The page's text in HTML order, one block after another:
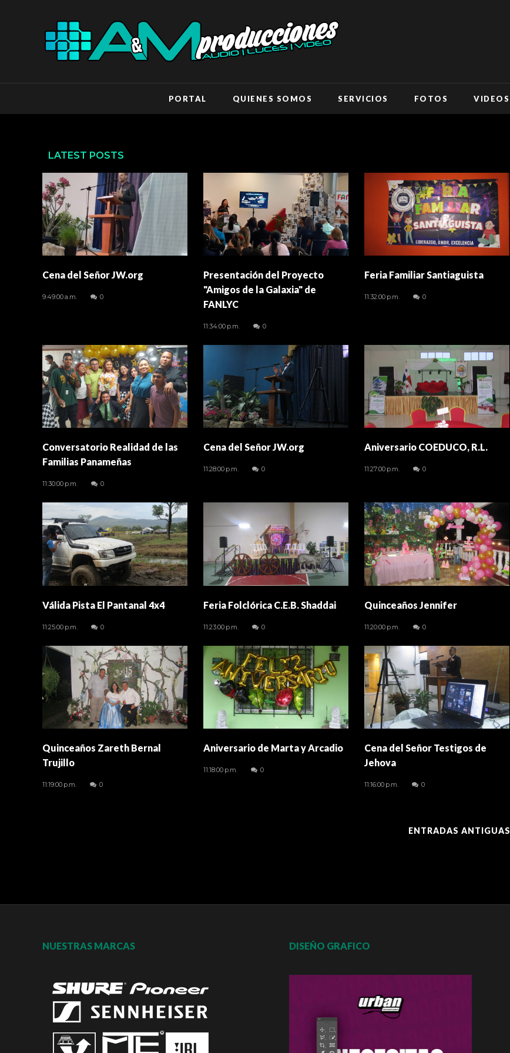
PORTAL QUIENES SOMOS SERVICIOS FOTOS VIDEOS
LATEST POSTS
Cena del Señor JW.org
9:49:00 a.m. 0
Presentación del Proyecto
"Amigos de la Galaxia" de
FANLYC
11:34:00 p.m. 0
Feria Familiar Santiaguista
11:32:00 p.m. 0
Conversatorio Realidad de las
Familias Panameñas
11:30:00 p.m. 0
Cena del Señor JW.org
11:28:00 p.m. 0
Aniversario COEDUCO, R.L.
11:27:00 p.m. 0
Válida Pista El Pantanal 4x4
11:25:00 p.m. 0
Feria Folclórica C.E.B. Shaddai
11:23:00 p.m. 0
Quinceaños Jennifer
11:20:00 p.m. 0
Quinceaños Zareth Bernal
Trujillo
11:19:00 p.m. 0
Aniversario de Marta y Arcadio
11:18:00 p.m. 0
Cena del Señor Testigos de
Jehova
11:16:00 p.m. 0
ENTRADAS ANTIGUAS
NUESTRAS MARCAS DISEÑO GRAFICO